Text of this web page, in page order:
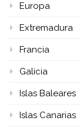
Europa
Extremadura
Francia
Galicia
Islas Baleares
Islas Canarias